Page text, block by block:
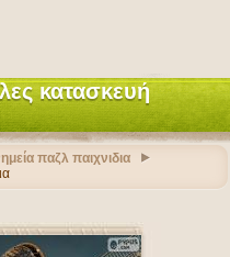
κατασκευή
παζλ παιχνιδια